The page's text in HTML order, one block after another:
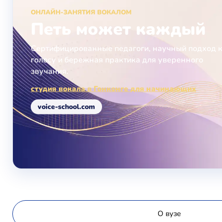
ОНЛАЙН-ЗАНЯТИЯ ВОКАЛОМ
Петь может каждый
Сертифицированные педагоги, научный подход к
голосу и бережная практика для уверенного
звучания.
студия вокала в Гонконге для начинающих
voice-school.com
О вузе